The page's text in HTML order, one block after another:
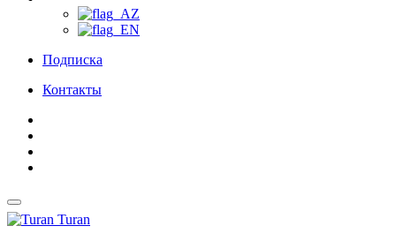
Подписка
Контакты
Turan